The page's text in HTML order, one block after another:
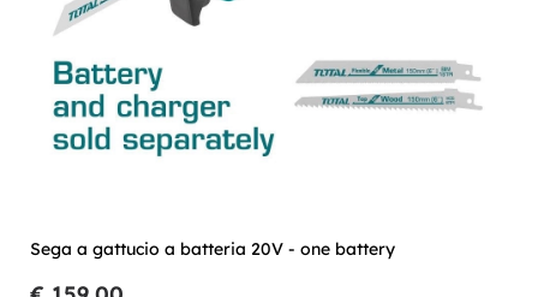
Sega a gattucio a batteria 20V - one battery